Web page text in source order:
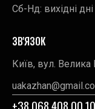
Сб-Нд: вихідні дні
ЗВ'ЯЗОК
Київ, вул.
+38 068 408 00 10